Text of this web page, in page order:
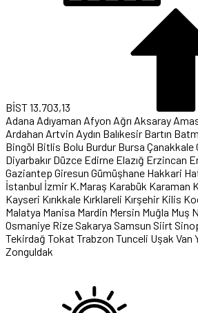
BİST13.703,13
Adana Adıyaman Afyon Ağrı Aksaray
Ardahan Artvin Aydın Balıkesir Bartın
Bingöl Bitlis Bolu Burdur Bursa Çanakkale
Diyarbakır Düzce Edirne Elazığ Erzincan
Gaziantep Giresun Gümüşhane Hakkari
İstanbul İzmir K.Maraş Karabük Karaman
Kayseri Kırıkkale Kırklareli Kırşehir Kilis
Malatya Manisa Mardin Mersin Muğla Muş
Osmaniye RizeSakarya Samsun Siirt
Tekirdağ Tokat Trabzon Tunceli Uşak Van
Zonguldak